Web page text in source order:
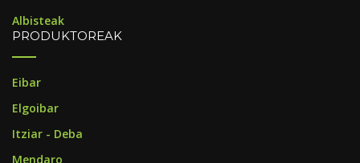
Albisteak
PRODUKTOREAK
Eibar
Elgoibar
Itziar - Deba
Mendaro